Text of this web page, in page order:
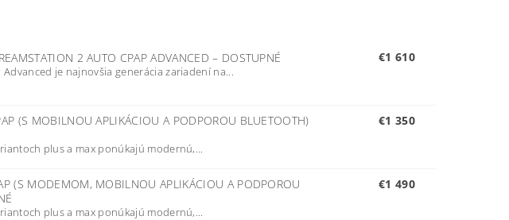
2 AUTO CPAP ADVANCED– DOSTUPNÉ
Advanced je najnovšia generácia zariadení na...
€1 610
(S MOBILNOU APLIKÁCIOU A PODPOROU BLUETOOTH)
plus a max ponúkajú modernú,...
€1 350
(S MODEMOM, MOBILNOU APLIKÁCIOU A PODPOROU
plus a max ponúkajú modernú,...
€1 490